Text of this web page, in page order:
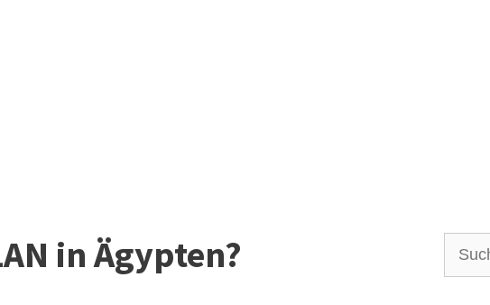
in Ägypten?
nach: